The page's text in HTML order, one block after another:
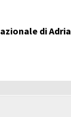
di Adria